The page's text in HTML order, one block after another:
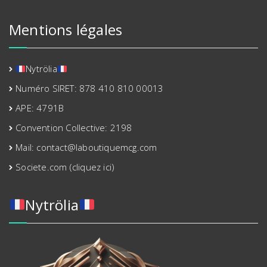
page
du
Mentions légales
Nytrölia
Numéro SIRET: 878 410 810 00013
APE: 4791B
Convention Collective: 2198
Mail: contact@laboutiquemcg.com
Societe.com (cliquez ici)
Nytrölia